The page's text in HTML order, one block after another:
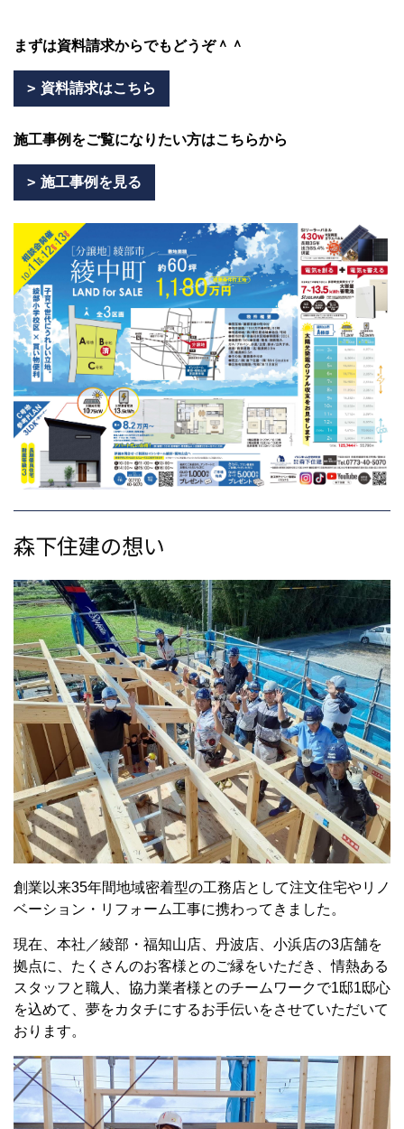
まずは資料請求からでもどうぞ＾＾
資料請求はこちら
施工事例をご覧になりたい方はこちらから
施工事例を見る
森下住建の想い
創業以来35年間地域密着型の工務店として注文住宅やリノ
ベーション・リフォーム工事に携わってきました。
現在、本社／綾部・福知山店、丹波店、小浜店の3店舗を
拠点に、たくさんのお客様とのご縁をいただき、情熱ある
スタッフと職人、協力業者様とのチームワークで1邸1邸心
を込めて、夢をカタチにするお手伝いをさせていただいて
おります。